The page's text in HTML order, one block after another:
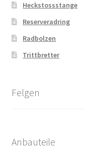
Heckstossstange
Reserveradring
Radbolzen
Trittbretter
Felgen
Anbauteile